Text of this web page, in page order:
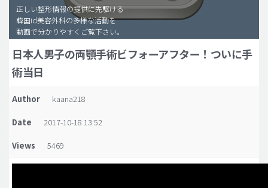
豊胸手術・バストアップ
プチ整形
脂肪吸引 (大容量)
メンズ整形
idリアルストーリー
正しい整形情報の提供に先駆ける
韓国id美容外科の多様な活動を
動画で分かりやすくご覧下さい。
日本人男子の両顎手術ビフォーアフター！ついに手
術当日
Author kaana218
Date 2017-10-18 13:52
Views 5469